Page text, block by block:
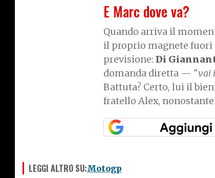
E Marc dove va?
Quando arriva il
il proprio magnete fuori
previsione: Di
domanda diretta — "vai
Battuta? Certo, lui il
fratello Alex,
LEGGI ALTRO SU:Motogp